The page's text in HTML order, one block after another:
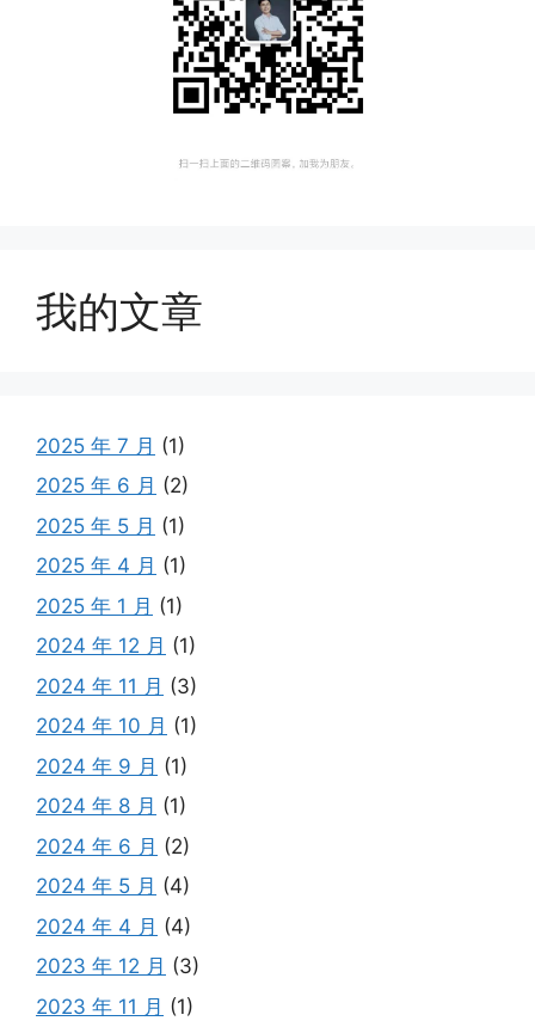
我的文章
2025 年 7 月 (1)
2025 年 6 月 (2)
2025 年 5 月 (1)
2025 年 4 月 (1)
2025 年 1 月 (1)
2024 年 12 月 (1)
2024 年 11 月 (3)
2024 年 10 月 (1)
2024 年 9 月 (1)
2024 年 8 月 (1)
2024 年 6 月 (2)
2024 年 5 月 (4)
2024 年 4 月 (4)
2023 年 12 月 (3)
2023 年 11 月 (1)